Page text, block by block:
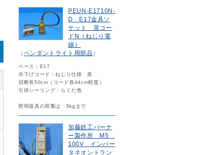
PEUN-E1710N-
D E17金具ソ
ケット 茶コー
ドN（ねじり電
線）
［ペンダントライト用部品］
ベース：E17
吊下げコード：ねじり仕様 茶
切断長50cm（コード長44cm程度）
引掛シーリング：らくだ色
照明器具の荷重は 5kgまで
加藤鉄工バーナ
ー製作所 M5
100V インバー
タネオントラン